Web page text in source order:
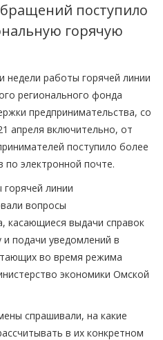
поступило
горячую
недели работы горячей линии
регионального фонда
предпринимательства, со
апреля включительно, от
поступило более
по электронной почте.
линии
вопросы
касающиеся выдачи справок
подачи уведомлений в
во время режима
экономики Омской
спрашивали, на какие
в их конкретном